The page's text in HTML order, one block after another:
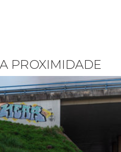
PROXIMIDADE